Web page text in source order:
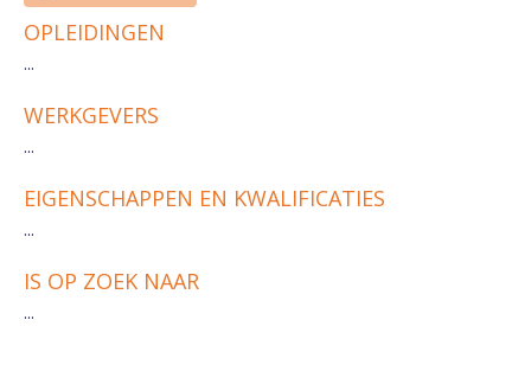
OPLEIDINGEN
...
WERKGEVERS
...
EIGENSCHAPPEN EN KWALIFICATIES
...
IS OP ZOEK NAAR
...